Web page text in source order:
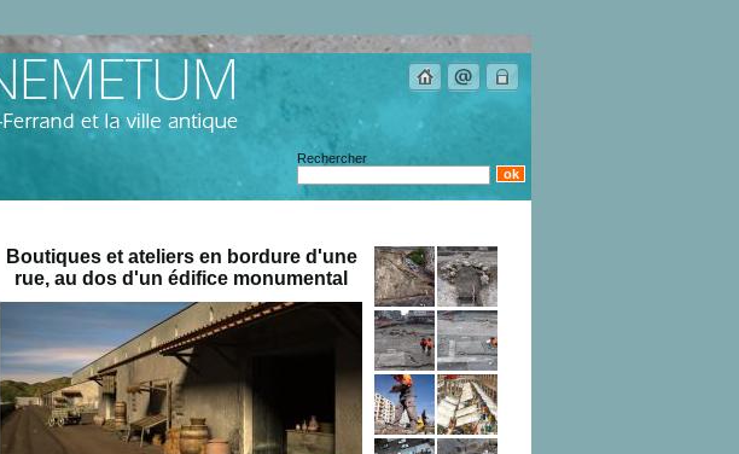
Rechercher
Boutiques et ateliers en bordure d'une
rue, au dos d'un édifice monumental